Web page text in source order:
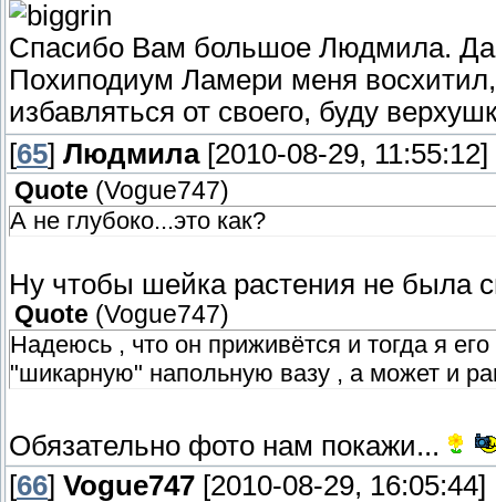
Спасибо Вам большое Людмила.
Похиподиум Ламери меня
избавляться от своего, буду
[65] Людмила[2010-08-29, 11:55:12]
Quote (Vogue747)
А не глубоко...это как?
Ну чтобы шейка растения не была
Quote (Vogue747)
Надеюсь , что он приживётся и тогда я
"шикарную" напольную вазу , а может и
Обязательно фото нам покажи...
[66] Vogue747 [2010-08-29, 16:05:44]